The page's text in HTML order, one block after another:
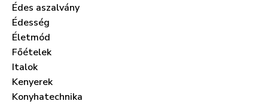
Édes aszalvány
Édesség
Életmód
Főételek
Italok
Kenyerek
Konyhatechnika